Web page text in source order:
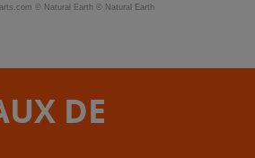
© Natural Earth © Natural Earth
DE